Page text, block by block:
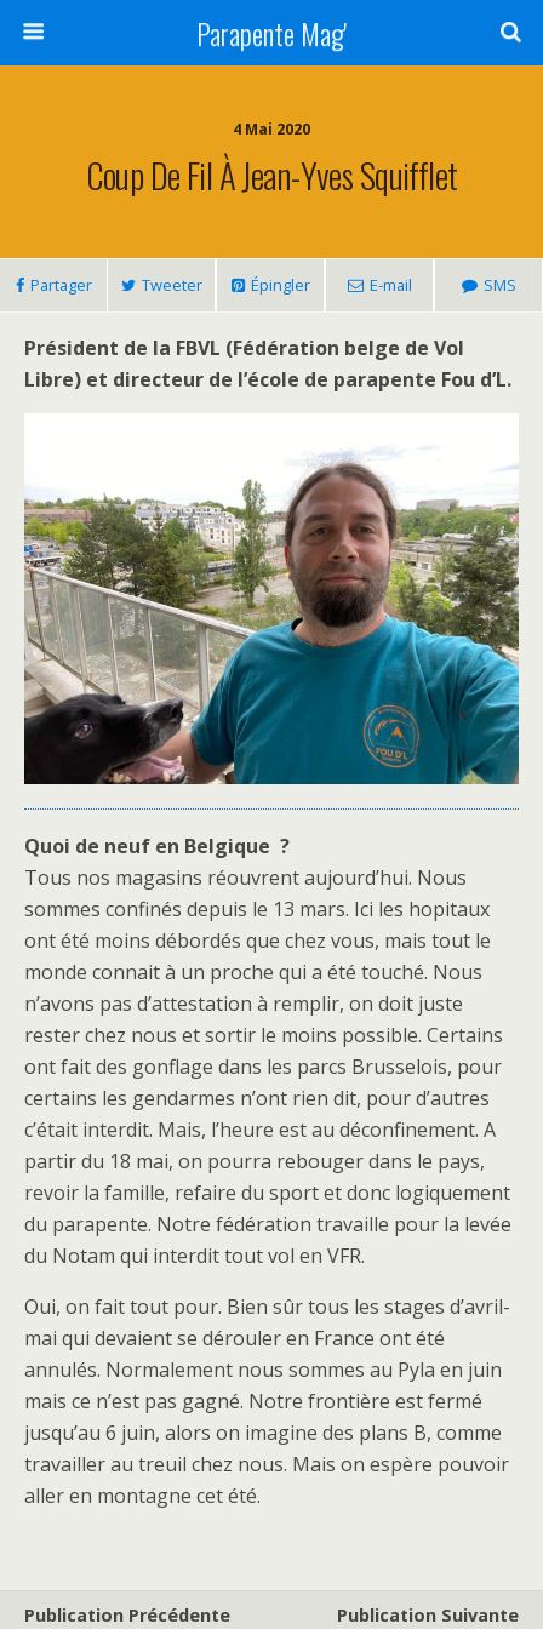
Parapente Mag'
4 Mai 2020
Coup De Fil À Jean-Yves Squifflet
Partager Tweeter Épingler E-mail SMS
Président de la FBVL (Fédération belge de Vol
Libre) et directeur de l’école de parapente Fou d’L.
Quoi de neuf en Belgique ?
Tous nos magasins réouvrent aujourd’hui. Nous
sommes confinés depuis le 13 mars. Ici les hopitaux
ont été moins débordés que chez vous, mais tout le
monde connait à un proche qui a été touché. Nous
n’avons pas d’attestation à remplir, on doit juste
rester chez nous et sortir le moins possible. Certains
ont fait des gonflage dans les parcs Brusselois, pour
certains les gendarmes n’ont rien dit, pour d’autres
c’était interdit. Mais, l’heure est au déconfinement. A
partir du 18 mai, on pourra rebouger dans le pays,
revoir la famille, refaire du sport et donc logiquement
du parapente. Notre fédération travaille pour la levée
du Notam qui interdit tout vol en VFR.
Oui, on fait tout pour. Bien sûr tous les stages d’avril-
mai qui devaient se dérouler en France ont été
annulés. Normalement nous sommes au Pyla en juin
mais ce n’est pas gagné. Notre frontière est fermé
jusqu’au 6 juin, alors on imagine des plans B, comme
travailler au treuil chez nous. Mais on espère pouvoir
aller en montagne cet été.
Publication Précédente Publication Suivante